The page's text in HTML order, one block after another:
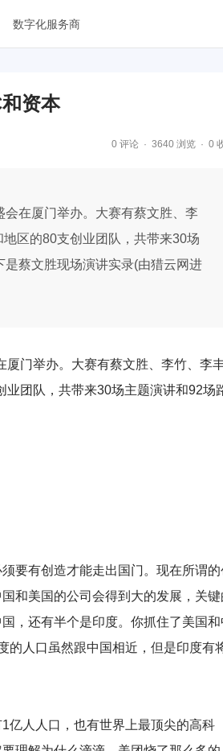
数字化服务商
资本
0 评论 3640 浏览 0
在厦门举办。大赛有蔡文胜、李
区的80支创业团队，共带来30场
蔡文胜现场演讲实录(由猎云网进
门举办。大赛有蔡文胜、李竹、李
团队，共带来30场主题演讲和92场
有创造才能走出国门。现在所谓的
和美国的公司会得到大的发展，关键
，还有半个是印度。你抓住了美国和
的人口虽然跟中国相近，但是印度有
人人口，也有世界上最顶尖的高科